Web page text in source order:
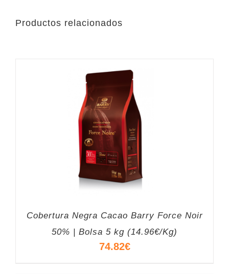
Productos relacionados
Cobertura Negra Cacao Barry Force Noir
50% | Bolsa 5 kg (14.96€/Kg)
74.82€